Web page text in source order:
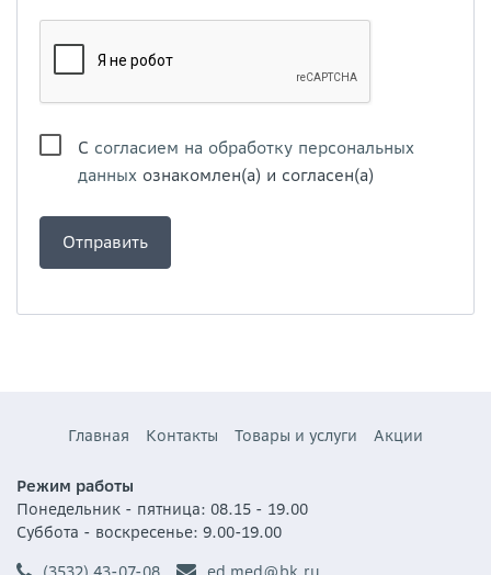
С согласием на обработку персональных
данных ознакомлен(а) и согласен(а)
Главная Контакты Товары и услуги Акции
Режим работы
Понедельник - пятница: 08.15 - 19.00
Суббота - воскресенье: 9.00-19.00